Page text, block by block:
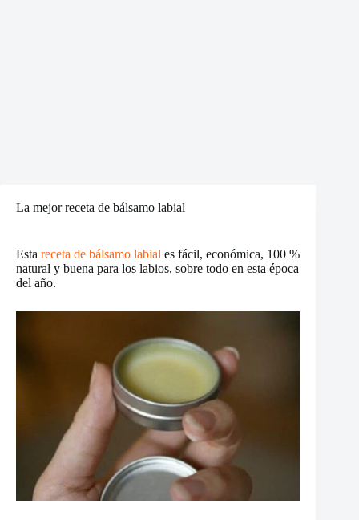
La mejor receta de bálsamo labial
Esta receta de bálsamo labial es fácil, económica, 100 %
natural y buena para los labios, sobre todo en esta época
del año.